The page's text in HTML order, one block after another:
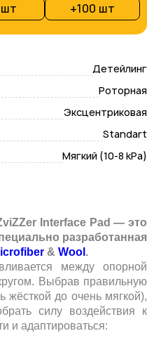
+100 шт
Детейлинг
Роторная
Эксцентриковая
Standart
Мягкий (10-8 kPa)
Interface Pad — это
разработанная
& Wool .
между опорной
Выбрав правильную
жёсткой до очень мягкой),
силу воздействия к
и адаптироваться: